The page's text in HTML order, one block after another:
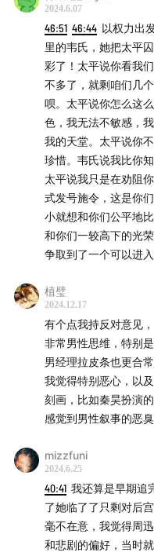
2024.6.07
46:51 46:44 以权力出
里的韦氏，她把太平
彩了！太平说你看我
不多了，就剩咱们几
呗。太平说你怎么这
色，我无法不敏感，
我的天堂。太平说你
珍惜。韦氏说我比你
太平说我只是在劝阻
式发号施令，这是你
小就想和你们公平地
和你们一较高下的光
争取到了一个可以进
植璧
2024.12.17
有个点我持反对意见
非常男性思维，特别
男经理拉皮条也更合
我觉得特别恶心，以
刻画，比如秦昊扮演
感觉到男性叙事的恶臭
mizzfuni
2024.6.25
40:41 我还算是早期追
了她临了了只剩对后
毫不在意，我觉得周
和悲剧的偏好，当时